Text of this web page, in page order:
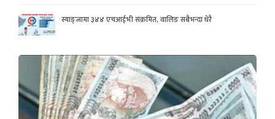
स्याङ्जामा ३४४ एचआईभी संक्रमित, वालिङ सबैभन्दा धेरै